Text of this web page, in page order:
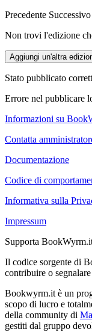
Precedente Successivo
Non trovi l'edizione
Aggiungi un'altra
Stato pubblicato
Errore nel pubblicare
Informazioni su
Contatta
Documentazione
Codice di
Informativa sulla
Impressum
Supporta
Il codice sorgente di
contribuire o
Bookwyrm.it è un
scopo di lucro e
della community di
gestiti dal gruppo